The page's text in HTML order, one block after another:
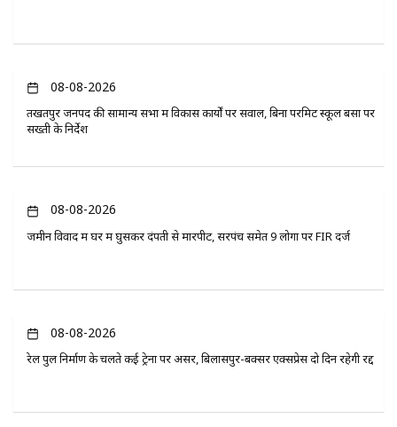
08-08-2026
तखतपुर जनपद की सामान्य सभा में विकास कार्यों पर सवाल, बिना परमिट स्कूल बसों पर
सख्ती के निर्देश
08-08-2026
जमीन विवाद में घर में घुसकर दंपती से मारपीट, सरपंच समेत 9 लोगों पर FIR दर्ज
08-08-2026
रेल पुल निर्माण के चलते कई ट्रेनों पर असर, बिलासपुर-बक्सर एक्सप्रेस दो दिन रहेगी रद्द